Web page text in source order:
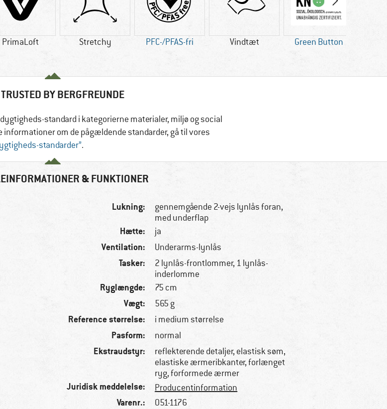
PrimaLoft Stretchy PFC-/PFAS-fri Vindtæt Green Button
TRUSTED BY BERGFREUNDE
standard i kategorierne materialer, miljø og social
om de pågældende standarder, gå til vores
standarder”.
& FUNKTIONER
Lukning:
gennemgående 2-vejs lynlås foran,
med underflap
Hætte: ja
Ventilation: Underarms-lynlås
Tasker:
2 lynlås-frontlommer, 1 lynlås-
inderlomme
Ryglængde: 75 cm
Vægt: 565 g
Reference størrelse: i medium størrelse
Pasform: normal
Ekstraudstyr:
reflekterende detaljer, elastisk søm,
elastiske ærmeribkanter, forlænget
ryg, forformede ærmer
Juridisk meddelelse: Producentinformation
Varenr.: 051-1176